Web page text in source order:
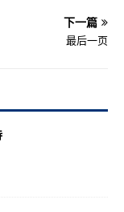
下一篇
最后一页